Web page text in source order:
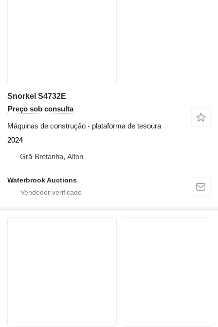
Snorkel S4732E
Preço sob consulta
Máquinas de construção - plataforma de tesoura
2024
Grã-Bretanha, Alton
Waterbrook Auctions